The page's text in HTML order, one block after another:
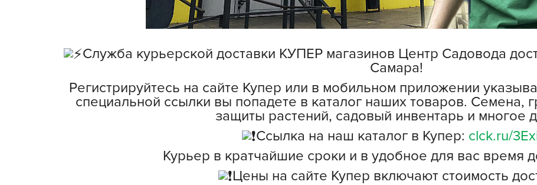
Посадочный материал
техника
СЕМЕНА
Средства для септиков,
Служба курьерской доставки КУПЕР магазинов Центр Садовода
Самара!
Регистрируйтесь на сайте Купер или в мобильном приложении
специальной ссылки вы попадете в каталог наших товаров. Семена,
защиты растений, садовый инвентарь и многое
Ссылка на наш каталог в Купер: clck.ru/
Курьер в кратчайшие сроки и в удобное для вас время
Цены на сайте Купер включают стоимость